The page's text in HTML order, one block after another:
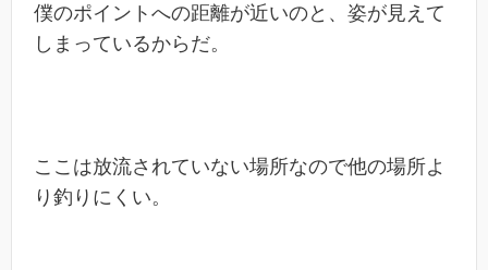
僕のポイントへの距離が近いのと、姿が見えて
しまっているからだ。
ここは放流されていない場所なので他の場所よ
り釣りにくい。